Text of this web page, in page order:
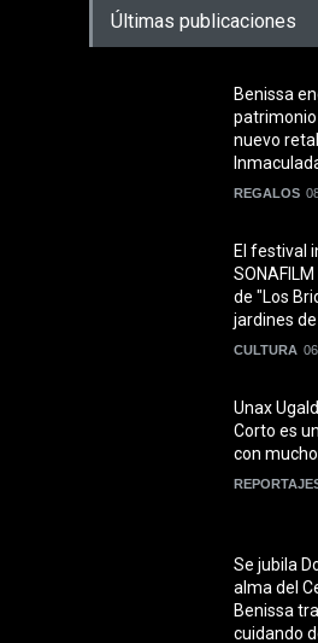
Últimas publicaciones
Benissa
patrimonio
nuevo
REGALOS
El festival
de "Los
jardines
CULTURA
Unax
Corto es
con
Se jubila
alma del
Benissa
cuidando